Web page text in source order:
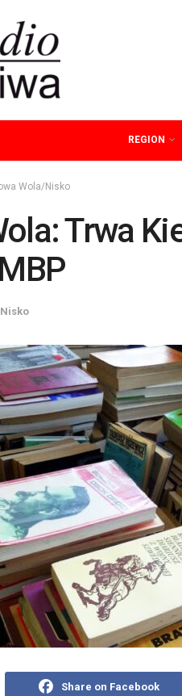
REGION
Wola/Nisko
Trwa
Share on Facebook